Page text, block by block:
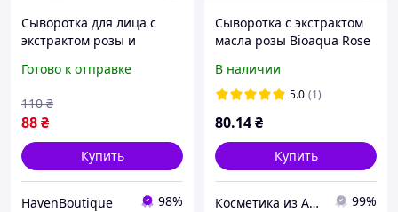
Сыворотка для лица с
экстрактом розы и
bioaqua rose hyaluronic
Готово к отправке
88₴
110 ₴
Купить
HavenBoutique 98%
Сыворотка с экстрактом
масла розы Bioaqua Rose
В наличии
5.0 (1)
80.14₴
Купить
Косметика из Азии, в розницу по оптовым ценам! 99%